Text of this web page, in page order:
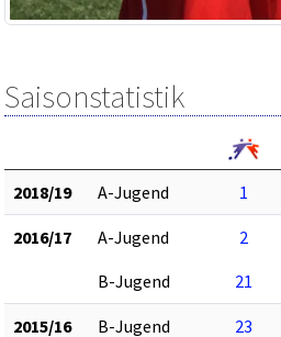
Saisonstatistik
2018/19 A-Jugend 1
2016/17 A-Jugend 2
B-Jugend
21
2015/16 B-Jugend 23